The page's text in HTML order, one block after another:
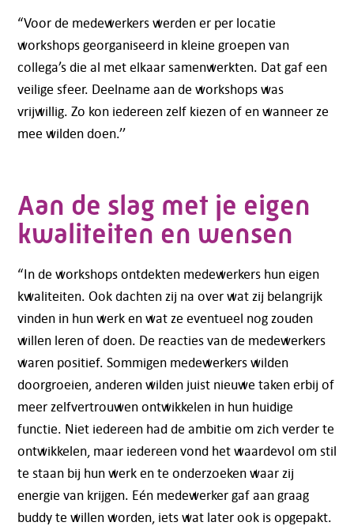
“Voor de medewerkers werden er per locatie
workshops georganiseerd in kleine groepen van
collega’s die al met elkaar samenwerkten. Dat gaf een
veilige sfeer. Deelname aan de workshops was
vrijwillig. Zo kon iedereen zelf kiezen of en wanneer ze
mee wilden doen.’’
Aan de slag met je eigen
kwaliteiten en wensen
“In de workshops ontdekten medewerkers hun eigen
kwaliteiten. Ook dachten zij na over wat zij belangrijk
vinden in hun werk en wat ze eventueel nog zouden
willen leren of doen. De reacties van de medewerkers
waren positief. Sommigen medewerkers wilden
doorgroeien, anderen wilden juist nieuwe taken erbij of
meer zelfvertrouwen ontwikkelen in hun huidige
functie. Niet iedereen had de ambitie om zich verder te
ontwikkelen, maar iedereen vond het waardevol om stil
te staan bij hun werk en te onderzoeken waar zij
energie van krijgen. Eén medewerker gaf aan graag
buddy te willen worden, iets wat later ook is opgepakt.